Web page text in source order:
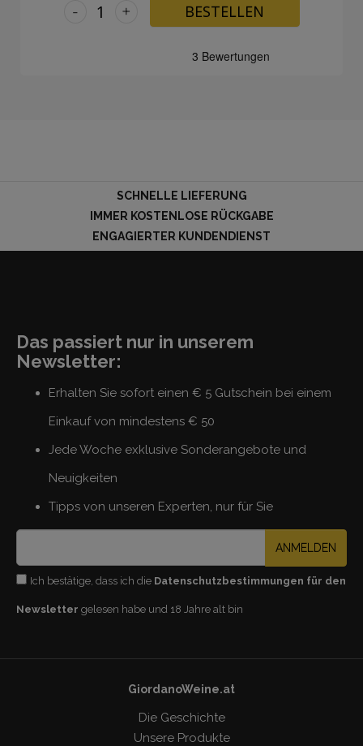
+
- BESTELLEN
SCHNELLE LIEFERUNG
IMMER KOSTENLOSE RÜCKGABE
ENGAGIERTER KUNDENDIENST
Das passiert nur in unserem
Newsletter:
Erhalten Sie sofort einen € 5 Gutschein bei einem
Einkauf von mindestens € 50
Jede Woche exklusive Sonderangebote und
Neuigkeiten
Tipps von unseren Experten, nur für Sie
ANMELDEN
Ich bestätige, dass ich die Datenschutzbestimmungen für den
Newsletter gelesen habe und 18 Jahre alt bin
GiordanoWeine.at
Die Geschichte
Unsere Produkte